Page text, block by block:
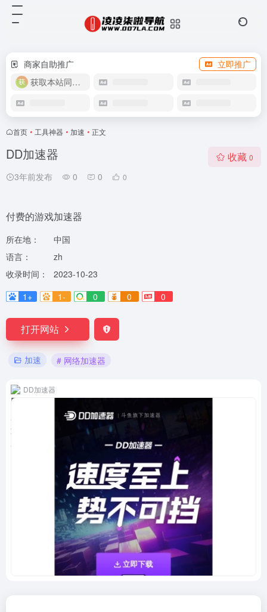
商家自助推广
立即推广
获取本站同款主题
首页 • 工具神器 • 加速 • 正文
DD加速器
3年前发布 0 0 0
收藏 0
付费的游戏加速器
所在地：
中国
语言：
zh
收录时间：
2023-10-23
1+
1- 0 0 0
打开网站
加速 # 网络加速器
DD加速器